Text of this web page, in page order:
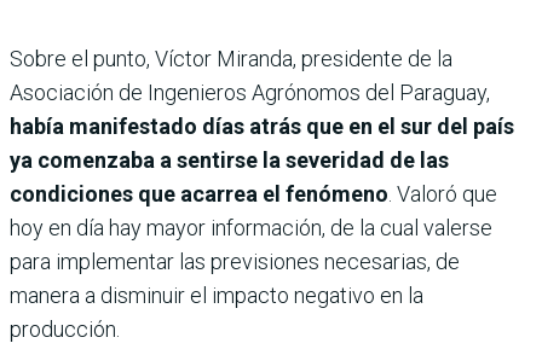
Sobre el punto, Víctor Miranda, presidente de la
Asociación de Ingenieros Agrónomos del Paraguay,
había manifestado días atrás que en el sur del país
ya comenzaba a sentirse la severidad de las
condiciones que acarrea el fenómeno . Valoró que
hoy en día hay mayor información, de la cual valerse
para implementar las previsiones necesarias, de
manera a disminuir el impacto negativo en la
producción.